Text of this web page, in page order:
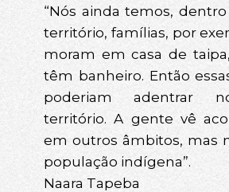
“Nós ainda temos,
território, famílias, por
moram em casa de
têm banheiro. Então
poderiam adentrar
território. A gente vê
em outros âmbitos, mas
população indígena”.
Naara Tapeba